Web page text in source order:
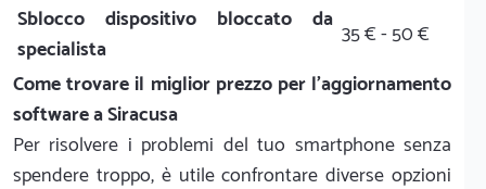
Sblocco dispositivo bloccato da
specialista
35 € - 50 €
Come trovare il miglior prezzo per l'aggiornamento
software a Siracusa
Per risolvere i problemi del tuo smartphone senza
spendere troppo, è utile confrontare diverse opzioni